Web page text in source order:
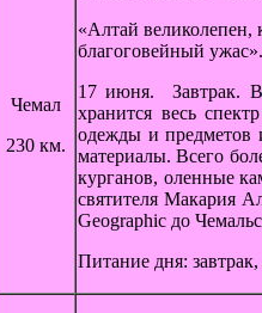
Чемал
230 км.
«Алтай великолепен,
благоговейный
17 июня. Завтрак.
хранится весь
одежды и предметов
материалы. Всего
курганов, оленные
святителя Макария
Geographic до
Питание дня: